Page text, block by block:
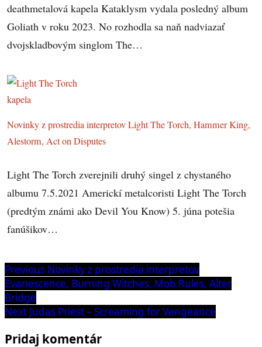
deathmetalová kapela Kataklysm vydala posledný album
Goliath v roku 2023. No rozhodla sa naň nadviazať
dvojskladbovým singlom The…
Novinky z prostredia interpretov Light The Torch, Hammer King,
Alestorm, Act on Disputes
Light The Torch zverejnili druhý singel z chystaného
albumu 7.5.2021 Americkí metalcoristi Light The Torch
(predtým známi ako Devil You Know) 5. júna potešia
fanúšikov…
Navigácia
v
článku
Previous Previous
post:
Novinky z prostredia interpretov
Evanescence, Burning Witches, Mob Rules, Alter
Bridge
Next Next
Judas Priest – Screaming for Vengeance
Pridaj komentár